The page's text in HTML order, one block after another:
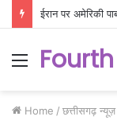
Menu
Home / छत्तीसगढ़